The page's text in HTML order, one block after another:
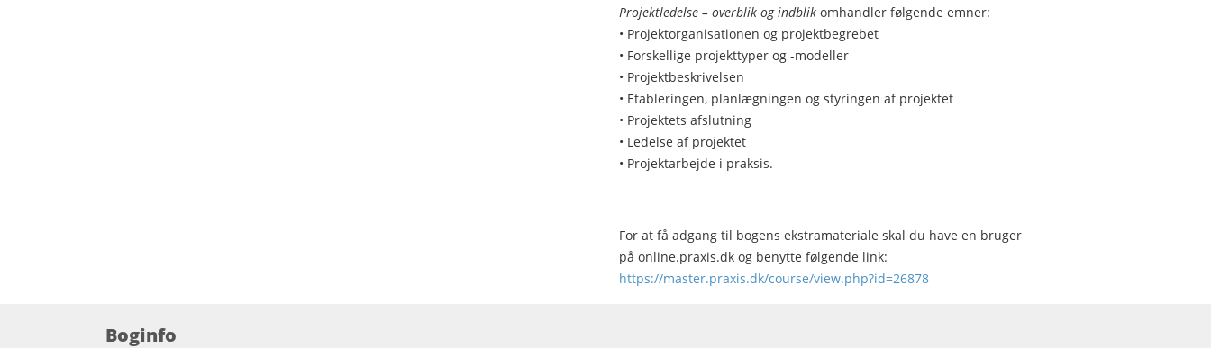
Projektledelse – overblik og indblik omhandler følgende emner:
• Projektorganisationen og projektbegrebet
• Forskellige projekttyper og -modeller
• Projektbeskrivelsen
• Etableringen, planlægningen og styringen af projektet
• Projektets afslutning
• Ledelse af projektet
• Projektarbejde i praksis.
For at få adgang til bogens ekstramateriale skal du have en bruger
på online.praxis.dk og benytte følgende link:
https://master.praxis.dk/course/view.php?id=26878
Boginfo